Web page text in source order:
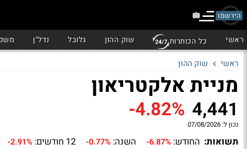
הירשמו
ראשי כל הכותרות שוק ההון גלובל נדל"ן
ראשי שוק ההון
מניית אלקטריאון
4,441
-4.82%
נכון ל: 07/08/2026
תשואות: החודש: -6.87% השנה: -0.77% 12 חודשים: -2.91%